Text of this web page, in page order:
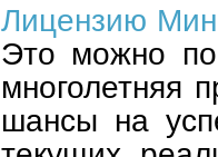
Лицензию
Это можно
многолетняя
шансы на